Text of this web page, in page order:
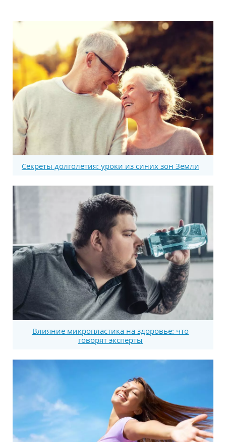
Секреты долголетия: уроки из синих зон Земли
Влияние микропластика на здоровье: что
говорят эксперты